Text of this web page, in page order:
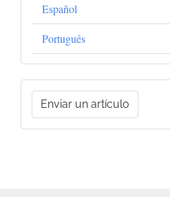
Español
Português
Enviar
unEnviar un artículo